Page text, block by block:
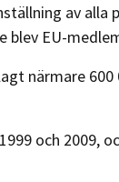
av alla
blev EU-
närmare
och 2009,